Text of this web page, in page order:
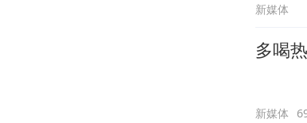
新媒体
多喝
新媒体